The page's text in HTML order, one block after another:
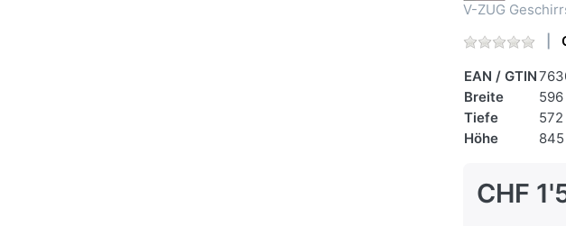
V-ZUG
EAN / GTIN
Breite
Tiefe
Höhe
CHF